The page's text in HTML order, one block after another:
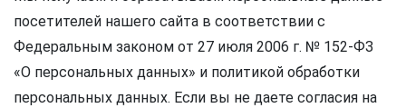
посетителей нашего сайта в соответствии с
Федеральным законом от 27 июля 2006 г. № 152-ФЗ
«О персональных данных» и политикой обработки
персональных данных. Если вы не даете согласия на